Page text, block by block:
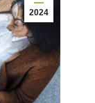
2024